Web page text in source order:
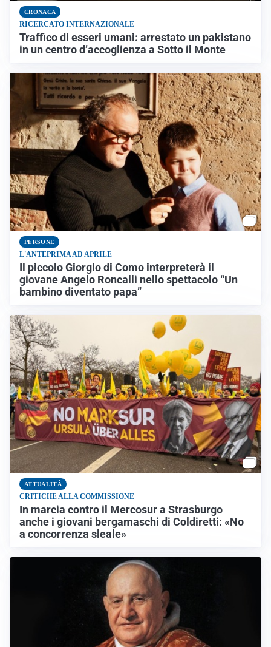
CRONACA
RICERCATO INTERNAZIONALE
Traffico di esseri umani: arrestato un pakistano
in un centro d’accoglienza a Sotto il Monte
PERSONE
L'ANTEPRIMA AD APRILE
Il piccolo Giorgio di Como interpreterà il
giovane Angelo Roncalli nello spettacolo “Un
bambino diventato papa”
ATTUALITÀ
CRITICHE ALLA COMMISSIONE
In marcia contro il Mercosur a Strasburgo
anche i giovani bergamaschi di Coldiretti: «No
a concorrenza sleale»